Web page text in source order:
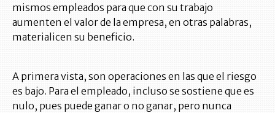
mismos empleados para que con su trabajo
aumenten el valor de la empresa, en otras palabras,
materialicen su beneficio.
A primera vista, son operaciones en las que el riesgo
es bajo. Para el empleado, incluso se sostiene que es
nulo, pues puede ganar o no ganar, pero nunca